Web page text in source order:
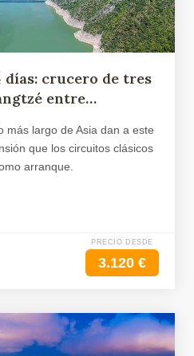
días: crucero de tres
entre
más largo de Asia dan a este
que los circuitos clásicos
arranque.
PRECIO DESDE
3.120 €